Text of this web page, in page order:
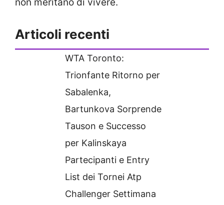
Articoli recenti
WTA Toronto:
Trionfante Ritorno per
Sabalenka,
Bartunkova Sorprende
Tauson e Successo
per Kalinskaya
Partecipanti e Entry
List dei Tornei Atp
Challenger Settimana